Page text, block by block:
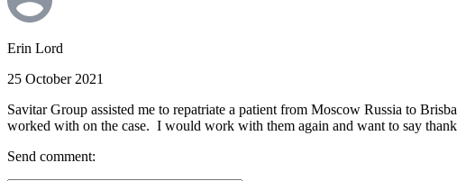
Erin Lord
25 October 2021
Savitar Group assisted me to repatriate a patient from Moscow Russia to
worked with on the case. I would work with them again and want to say
Send comment: